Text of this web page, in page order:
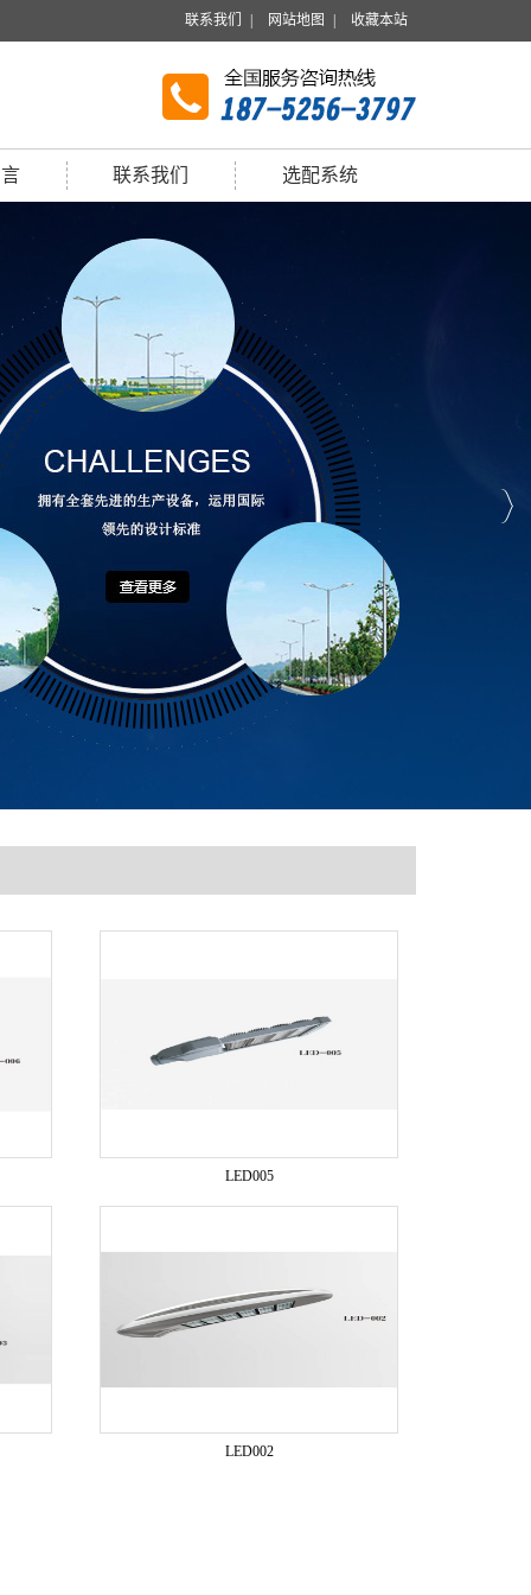
联系我们 网站地图 收藏本站
联系我们 选配系统
LED005
LED002